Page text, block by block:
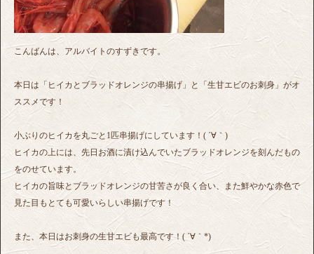
こんばんは、アルバイトのすずきです。
本日は「ヒイカとブラッドオレンジの串揚げ」と「生甘エビのお刺身」がオ
ススメです！
小ぶりのヒイカを丸ごと1匹串揚げにしています！( ´∀｀)
ヒイカの上には、先日お酒に漬け込んでいたブラッドオレンジを刻んだもの
をのせています。
ヒイカの旨味とブラッドオレンジの甘苦さが良く合い、また鮮やかな赤色で
見た目もとても可愛いらしい串揚げです！
また、本日はお刺身の生甘エビも最高です！( ´∀｀*)